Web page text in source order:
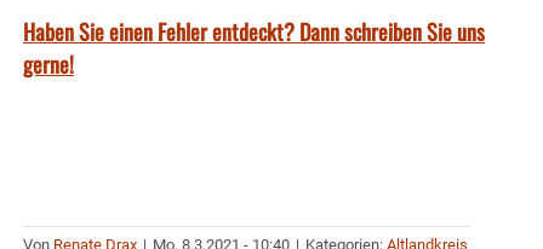
Haben Sie einen Fehler entdeckt? Dann schreiben Sie uns
gerne!
Von Renate Drax | Mo. 8.3.2021 - 10:40 | Kategorien: Altlandkreis